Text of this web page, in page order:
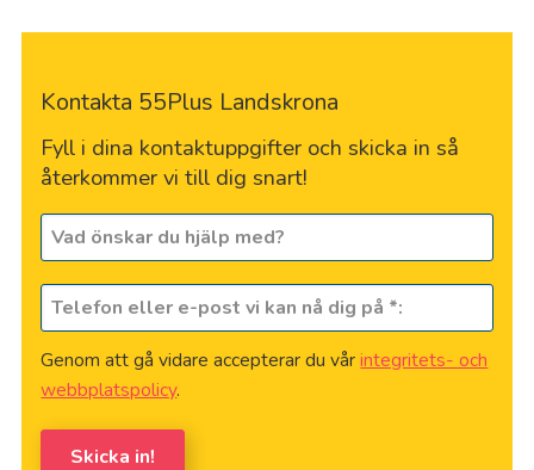
Kontakta 55Plus Landskrona
Fyll i dina kontaktuppgifter och skicka in så
återkommer vi till dig snart!
Vad
önskar
du
hjälp
med?
(frivilligt)
Telefon
eller
e-
post
vi
Genom att gå vidare accepterar du vårintegritets- och
webbplatspolicy.
Skicka in!